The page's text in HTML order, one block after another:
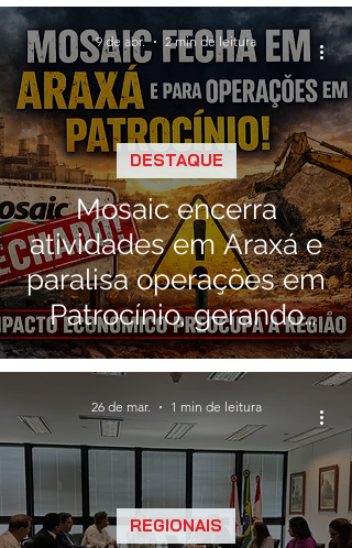
Mosaic encerra
atividades em Araxá e
paralisa operações em
Patrocínio, gerando
alerta econômico na
região
DESTAQUE
9 de abr. 2 min de leitura
REGIONAIS
26 de mar. 1 min de leitura